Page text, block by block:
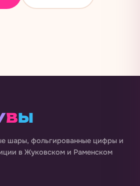
ВЫ
шары, фольгированные цифры и
в Жуковском и Раменском